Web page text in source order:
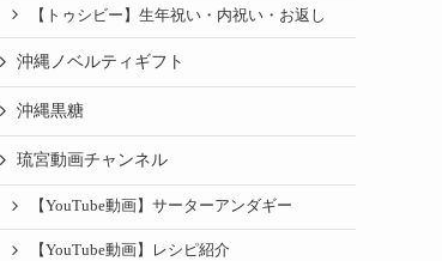
【トゥシビー】生年祝い・内祝い・お返し
沖縄ノベルティギフト
沖縄黒糖
琉宮動画チャンネル
【YouTube動画】サーターアンダギー
【YouTube動画】レシピ紹介